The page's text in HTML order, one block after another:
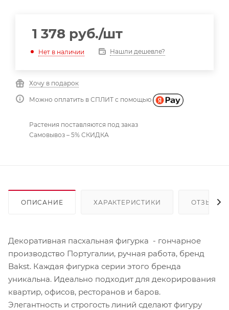
1 378 руб./шт
Нет в наличии Нашли дешевле?
Хочу в подарок
Можно оплатить в СПЛИТ с помощью
Растения поставляются под заказ
Самовывоз – 5% СКИДКА
ОПИСАНИЕ ХАРАКТЕРИСТИКИ ОТЗЫВЫ
Декоративная пасхальная фигурка - гончарное
производство Португалии, ручная работа, бренд
Bakst. Каждая фигурка серии этого бренда
уникальна. Идеально подходит для декорирования
квартир, офисов, ресторанов и баров.
Элегантность и строгость линий сделают фигуру